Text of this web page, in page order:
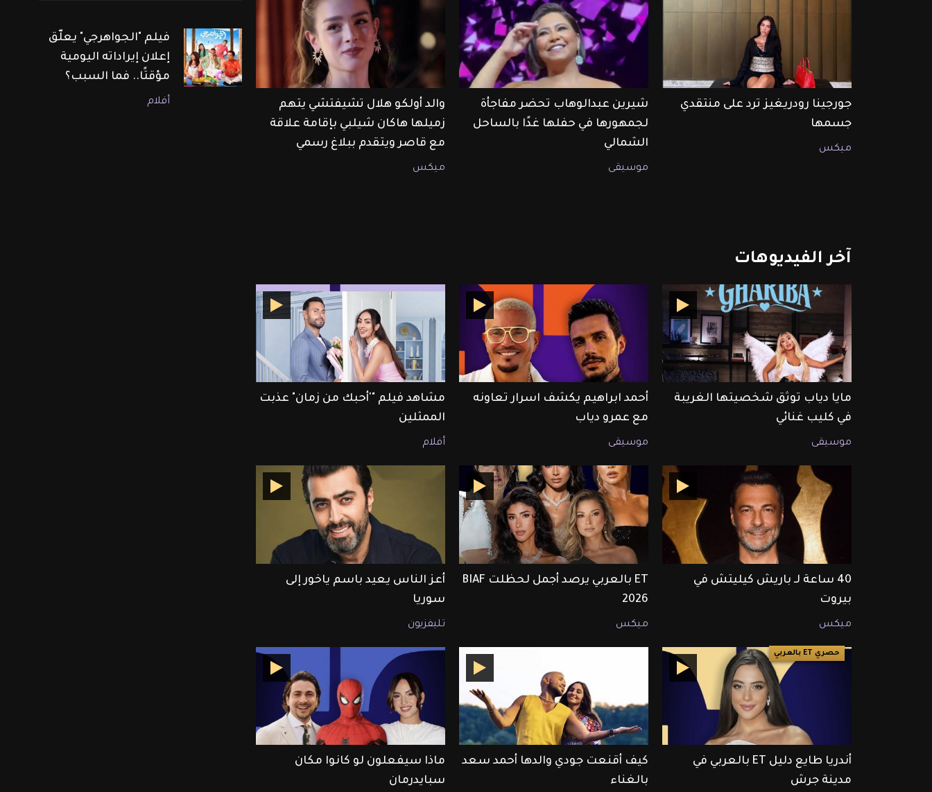
جورجينا رودريغيز ترد على منتقدي
جسمها
ميكس
شيرين عبدالوهاب تحضر مفاجأة
لجمهورها في حفلها غدًا بالساحل
الشمالي
موسيقى
والد أولكو هلال تشيفتشي يتهم
زميلها هاكان شيلبي بإقامة علاقة
مع قاصر ويتقدم ببلاغ رسمي
ميكس
آخر الفيديوهات
مايا دياب توثق شخصيتها الغريبة
في كليب غنائي
موسيقى
أحمد ابراهيم يكشف اسرار تعاونه
مع عمرو دياب
موسيقى
مشاهد فيلم "'أحبك من زمان" عذبت
الممثلين
أفلام
40 ساعة لـ باريش كيليتش في
بيروت
ميكس
ET بالعربي يرصد أجمل لحظلت BIAF
2026
ميكس
أعز الناس يعيد باسم ياخور إلى
سوريا
تليفزيون
حصري ET بالعربي
أندريا طايع دليل ET بالعربي في
مدينة جرش
كيف أقنعت جودي والدها أحمد سعد
بالغناء
ماذا سيفعلون لو كانوا مكان
سبايدرمان
فيلم "الجواهرجي" يعلّق
إعلان إيراداته اليومية
مؤقتًا.. فما السبب؟
أفلام